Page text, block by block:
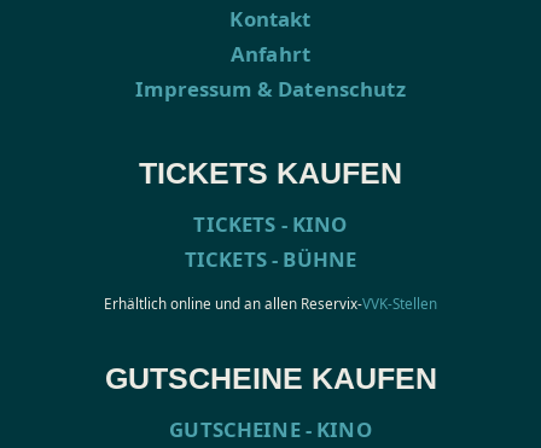
Kontakt
Anfahrt
Impressum & Datenschutz
TICKETS KAUFEN
TICKETS - KINO
TICKETS - BÜHNE
Erhältlich online und an allen Reservix-VVK-Stellen
GUTSCHEINE KAUFEN
GUTSCHEINE - KINO